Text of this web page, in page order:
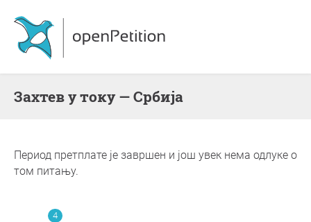
Захтев у току — Србија
Период претплате је завршен и још увек нема одлуке о
том питању.
4